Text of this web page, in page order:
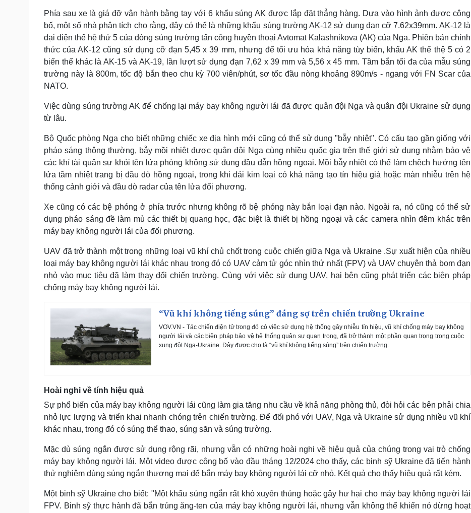
Phía sau xe là giá đỡ vận hành bằng tay với 6 khẩu súng AK được lắp đặt thẳng hàng. Dựa vào hình ảnh được công
bố, một số nhà phân tích cho rằng, đây có thể là những khẩu súng trường AK-12 sử dụng đạn cỡ 7.62x39mm. AK-12 là
đại diện thế hệ thứ 5 của dòng súng trường tấn công huyền thoại Avtomat Kalashnikova (AK) của Nga. Phiên bản chính
thức của AK-12 cũng sử dụng cỡ đạn 5,45 x 39 mm, nhưng để tối ưu hóa khả năng tùy biến, khẩu AK thế thệ 5 có 2
biến thể khác là AK-15 và AK-19, lần lượt sử dụng đạn 7,62 x 39 mm và 5,56 x 45 mm. Tầm bắn tối đa của mẫu súng
trường này là 800m, tốc độ bắn theo chu kỳ 700 viên/phút, sơ tốc đầu nòng khoảng 890m/s - ngang với FN Scar của
NATO.
Việc dùng súng trường AK để chống lại máy bay không người lái đã được quân đội Nga và quân đội Ukraine sử dụng
từ lâu.
Bộ Quốc phòng Nga cho biết những chiếc xe địa hình mới cũng có thể sử dụng "bẫy nhiệt". Có cấu tạo gần giống với
pháo sáng thông thường, bẫy mồi nhiệt được quân đội Nga cùng nhiều quốc gia trên thế giới sử dụng nhằm bảo vệ
các khí tài quân sự khỏi tên lửa phòng không sử dụng đầu dẫn hồng ngoại. Mồi bẫy nhiệt có thể làm chệch hướng tên
lửa tầm nhiệt trang bị đầu dò hồng ngoại, trong khi dải kim loại có khả năng tạo tín hiệu giả hoặc màn nhiễu trên hệ
thống cảnh giới và đầu dò radar của tên lửa đối phương.
Xe cũng có các bệ phóng ở phía trước nhưng không rõ bệ phóng này bắn loại đạn nào. Ngoài ra, nó cũng có thể sử
dụng pháo sáng đề làm mù các thiết bị quang học, đặc biệt là thiết bị hồng ngoại và các camera nhìn đêm khác trên
máy bay không người lái của đối phương.
UAV đã trở thành một trong những loại vũ khí chủ chốt trong cuộc chiến giữa Nga và Ukraine .Sự xuất hiện của nhiều
loại máy bay không người lái khác nhau trong đó có UAV cảm tử góc nhìn thứ nhất (FPV) và UAV chuyên thả bom đạn
nhỏ vào mục tiêu đã làm thay đổi chiến trường. Cùng với việc sử dụng UAV, hai bên cũng phát triển các biện pháp
chống máy bay không người lái.
“Vũ khí không tiếng súng” đáng sợ trên chiến trường Ukraine
VOV.VN - Tác chiến điện tử trong đó có việc sử dụng hệ thống gây nhiễu tín hiệu, vũ khí chống máy bay không
người lái và các biện pháp bảo vệ hệ thống quân sự quan trọng, đã trở thành một phần quan trọng trong cuộc
xung đột Nga-Ukraine. Đây được cho là “vũ khí không tiếng súng” trên chiến trường.
Hoài nghi về tính hiệu quả
Sự phổ biến của máy bay không người lái cũng làm gia tăng nhu cầu về khả năng phòng thủ, đòi hỏi các bên phải chia
nhỏ lực lượng và triển khai nhanh chóng trên chiến trường. Để đối phó với UAV, Nga và Ukraine sử dụng nhiều vũ khí
khác nhau, trong đó có súng thể thao, súng săn và súng trường.
Mặc dù súng ngắn được sử dụng rộng rãi, nhưng vẫn có những hoài nghi về hiệu quả của chúng trong vai trò chống
máy bay không người lái. Một video được công bố vào đầu tháng 12/2024 cho thấy, các binh sỹ Ukraine đã tiến hành
thử nghiệm dùng súng ngắn thương mại để bắn máy bay không người lái cỡ nhỏ. Kết quả cho thấy hiệu quả rất kém.
Một binh sỹ Ukraine cho biết: "Một khẩu súng ngắn rất khó xuyên thủng hoặc gây hư hại cho máy bay không người lái
FPV. Binh sỹ thực hành đã bắn trúng ăng-ten của máy bay không người lái, nhưng vẫn không thể khiến nó dừng hoạt